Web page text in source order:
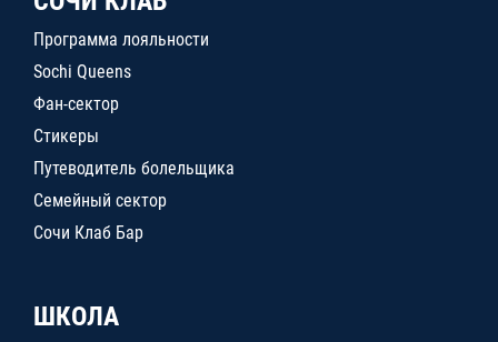
Программа лояльности
Sochi Queens
Фан-сектор
Стикеры
Путеводитель болельщика
Семейный сектор
Сочи Клаб Бар
ШКОЛА